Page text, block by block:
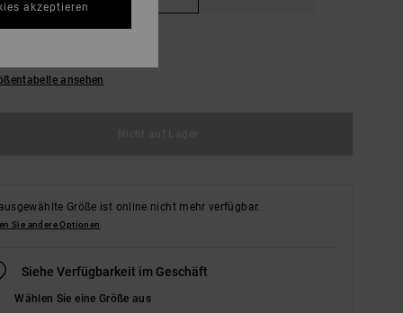
ansehen
Größe ist online nicht mehr verfügbar.
Sie andere Optionen
Siehe Verfügbarkeit im Geschäft
Wählen Sie eine Größe aus
akzeptieren